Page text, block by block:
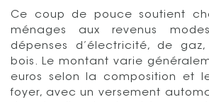
Ce coup de pouce soutient
ménages aux revenus
dépenses d’électricité, de
bois. Le montant varie
euros selon la composition et
foyer, avec un versement